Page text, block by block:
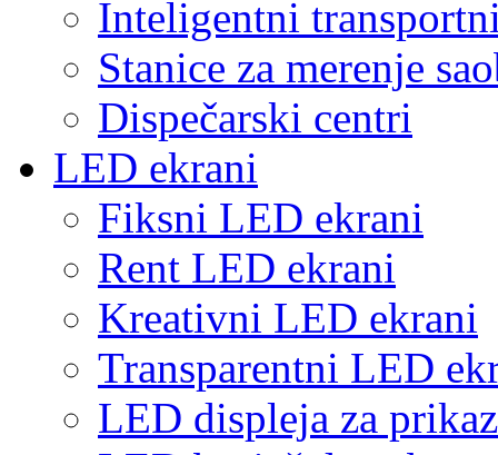
Inteligentni
Stanice za merenje
Dispečarski centri
LED ekrani
Fiksni LED ekrani
Rent LED ekrani
Kreativni LED ekrani
Transparentni LED
LED displeja za